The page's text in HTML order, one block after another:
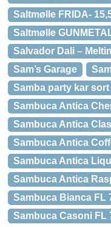
Saltmølle FRIDA-
Saltmølle
Salvador Dali –
Sam’s Garage
Samba party kar sort
Sambuca Antica
Sambuca Antica
Sambuca Antica
Sambuca Antica
Sambuca Antica
Sambuca Bianca FL
Sambuca Casoni FL